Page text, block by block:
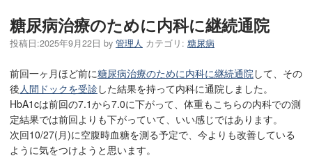
糖尿病治療のために内科に継続通院
投稿日:2025年9月22日 by 管理人 カテゴリ: 糖尿病
前回一ヶ月ほど前に糖尿病治療のために内科に継続通院して、その
後人間ドックを受診した結果を持って内科に通院しました。
HbA1cは前回の7.1から7.0に下がって、体重もこちらの内科での測
定結果では前回よりも下がっていて、いい感じではあります。
次回10/27(月)に空腹時血糖を測る予定で、今よりも改善している
ように気をつけようと思います。